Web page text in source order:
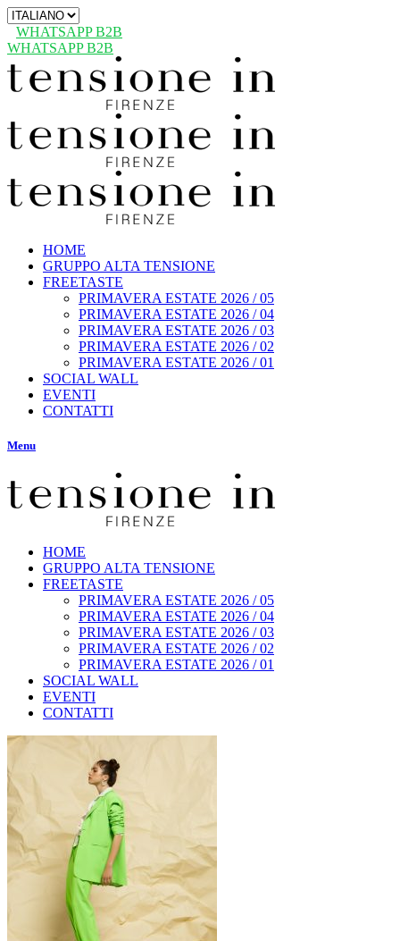
Scegli
una
lingua
WHATSAPP B2B
WHATSAPP B2B
HOME
GRUPPO ALTA TENSIONE
FREETASTE
PRIMAVERA ESTATE 2026 / 05
PRIMAVERA ESTATE 2026 / 04
PRIMAVERA ESTATE 2026 / 03
PRIMAVERA ESTATE 2026 / 02
PRIMAVERA ESTATE 2026 / 01
SOCIAL WALL
EVENTI
CONTATTI
Menu
HOME
GRUPPO ALTA TENSIONE
FREETASTE
PRIMAVERA ESTATE 2026 / 05
PRIMAVERA ESTATE 2026 / 04
PRIMAVERA ESTATE 2026 / 03
PRIMAVERA ESTATE 2026 / 02
PRIMAVERA ESTATE 2026 / 01
SOCIAL WALL
EVENTI
CONTATTI